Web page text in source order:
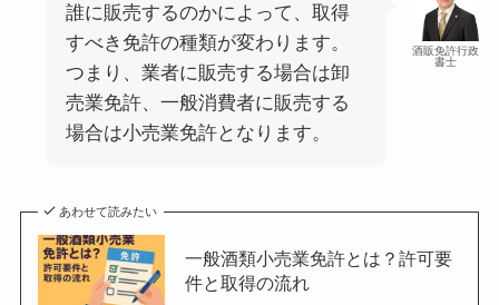
酒販免許行政
書士
誰に販売するのかによって、取得
すべき免許の種類が変わります。
つまり、業者に販売する場合は卸
売業免許、一般消費者に販売する
場合は小売業免許となります。
あわせて読みたい
一般酒類小売業免許とは？許可要
件と取得の流れ